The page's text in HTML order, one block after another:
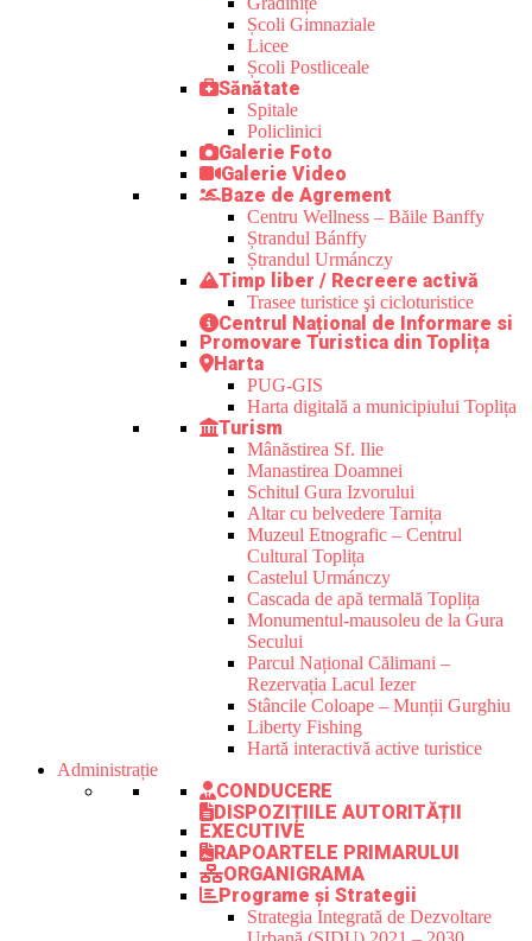
Școli Gimnaziale
Licee
Școli Postliceale
Sănătate
Spitale
Policlinici
Galerie Foto
Galerie Video
Baze de Agrement
Centru Wellness – Băile Banffy
Ștrandul Bánffy
Ștrandul Urmánczy
Timp liber / Recreere activă
Trasee turistice şi cicloturistice
Centrul Național de Informare si
Promovare Turistica din Toplița
Harta
PUG-GIS
Harta digitală a municipiului Toplița
Turism
Mânăstirea Sf. Ilie
Manastirea Doamnei
Schitul Gura Izvorului
Altar cu belvedere Tarnița
Muzeul Etnografic – Centrul
Cultural Toplița
Castelul Urmánczy
Cascada de apă termală Toplița
Monumentul-mausoleu de la Gura
Secului
Parcul Național Călimani –
Rezervația Lacul Iezer
Stâncile Coloape – Munții Gurghiu
Liberty Fishing
Hartă interactivă active turistice
Administrație
CONDUCERE
DISPOZIȚIILE AUTORITĂȚII
EXECUTIVE
RAPOARTELE PRIMARULUI
ORGANIGRAMA
Programe și Strategii
Strategia Integrată de Dezvoltare